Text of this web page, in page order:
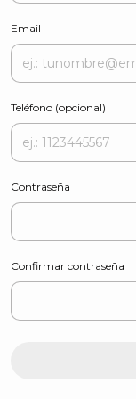
Email
Teléfono (opcional)
Contraseña
Confirmar contraseña